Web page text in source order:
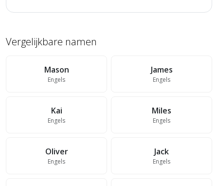
Vergelijkbare namen
Mason
Engels
James
Engels
Kai
Engels
Miles
Engels
Oliver
Engels
Jack
Engels